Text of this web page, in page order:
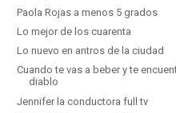
Paola Rojas a menos 5 grados
Lo mejor de los cuarenta
Lo nuevo en antros de la ciudad
Cuando te vas a beber y te
diablo
Jennifer la conductora full tv